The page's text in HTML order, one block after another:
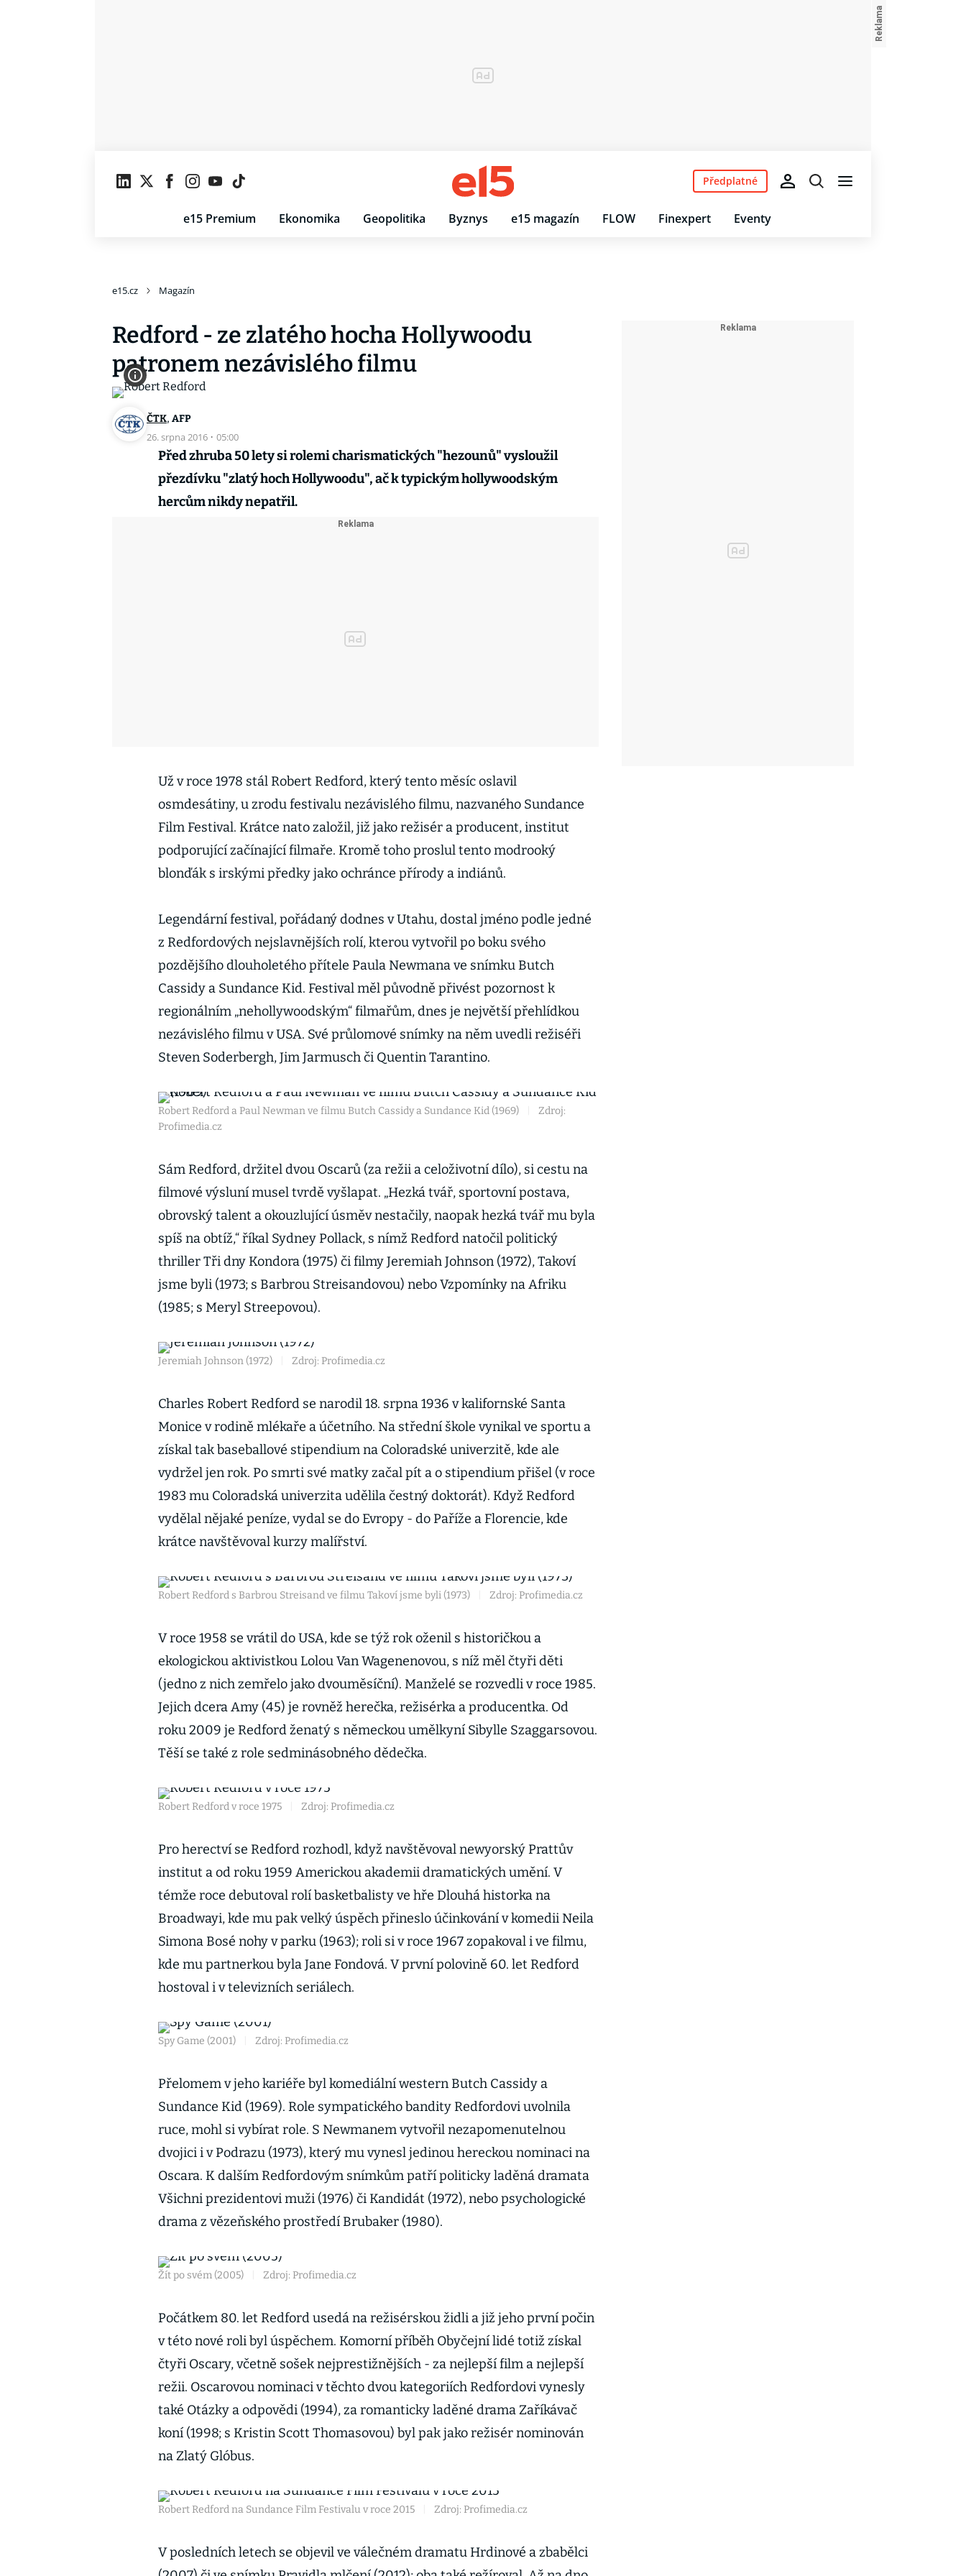
e15 Premium Ekonomika Geopolitika Byznys e15 magazín FLOW Finexpert Eventy
Předplatné
e15.cz Magazín
Redford - ze zlatého hocha Hollywoodu
patronem nezávislého filmu
ČTK, AFP
26. srpna 2016 · 05:00
Před zhruba 50 lety si rolemi charismatických "hezounů" vysloužil
přezdívku "zlatý hoch Hollywoodu", ač k typickým hollywoodským
hercům nikdy nepatřil.
Už v roce 1978 stál Robert Redford, který tento měsíc oslavil
osmdesátiny, u zrodu festivalu nezávislého filmu, nazvaného Sundance
Film Festival. Krátce nato založil, již jako režisér a producent, institut
podporující začínající filmaře. Kromě toho proslul tento modrooký
blonďák s irskými předky jako ochránce přírody a indiánů.
Legendární festival, pořádaný dodnes v Utahu, dostal jméno podle jedné
z Redfordových nejslavnějších rolí, kterou vytvořil po boku svého
pozdějšího dlouholetého přítele Paula Newmana ve snímku Butch
Cassidy a Sundance Kid. Festival měl původně přivést pozornost k
regionálním „nehollywoodským“ filmařům, dnes je největší přehlídkou
nezávislého filmu v USA. Své průlomové snímky na něm uvedli režiséři
Steven Soderbergh, Jim Jarmusch či Quentin Tarantino.
Robert Redford a Paul Newman ve filmu Butch Cassidy a Sundance Kid (1969)
Zdroj:
Profimedia.cz
Sám Redford, držitel dvou Oscarů (za režii a celoživotní dílo), si cestu na
filmové výsluní musel tvrdě vyšlapat. „Hezká tvář, sportovní postava,
obrovský talent a okouzlující úsměv nestačily, naopak hezká tvář mu byla
spíš na obtíž,“ říkal Sydney Pollack, s nímž Redford natočil politický
thriller Tři dny Kondora (1975) či filmy Jeremiah Johnson (1972), Takoví
jsme byli (1973; s Barbrou Streisandovou) nebo Vzpomínky na Afriku
(1985; s Meryl Streepovou).
Jeremiah Johnson (1972) Zdroj: Profimedia.cz
Charles Robert Redford se narodil 18. srpna 1936 v kalifornské Santa
Monice v rodině mlékaře a účetního. Na střední škole vynikal ve sportu a
získal tak baseballové stipendium na Coloradské univerzitě, kde ale
vydržel jen rok. Po smrti své matky začal pít a o stipendium přišel (v roce
1983 mu Coloradská univerzita udělila čestný doktorát). Když Redford
vydělal nějaké peníze, vydal se do Evropy - do Paříže a Florencie, kde
krátce navštěvoval kurzy malířství.
Robert Redford s Barbrou Streisand ve filmu Takoví jsme byli (1973) Zdroj: Profimedia.cz
V roce 1958 se vrátil do USA, kde se týž rok oženil s historičkou a
ekologickou aktivistkou Lolou Van Wagenenovou, s níž měl čtyři děti
(jedno z nich zemřelo jako dvouměsíční). Manželé se rozvedli v roce 1985.
Jejich dcera Amy (45) je rovněž herečka, režisérka a producentka. Od
roku 2009 je Redford ženatý s německou umělkyní Sibylle Szaggarsovou.
Těší se také z role sedminásobného dědečka.
Robert Redford v roce 1975 Zdroj: Profimedia.cz
Pro herectví se Redford rozhodl, když navštěvoval newyorský Prattův
institut a od roku 1959 Americkou akademii dramatických umění. V
témže roce debutoval rolí basketbalisty ve hře Dlouhá historka na
Broadwayi, kde mu pak velký úspěch přineslo účinkování v komedii Neila
Simona Bosé nohy v parku (1963); roli si v roce 1967 zopakoval i ve filmu,
kde mu partnerkou byla Jane Fondová. V první polovině 60. let Redford
hostoval i v televizních seriálech.
Spy Game (2001) Zdroj: Profimedia.cz
Přelomem v jeho kariéře byl komediální western Butch Cassidy a
Sundance Kid (1969). Role sympatického bandity Redfordovi uvolnila
ruce, mohl si vybírat role. S Newmanem vytvořil nezapomenutelnou
dvojici i v Podrazu (1973), který mu vynesl jedinou hereckou nominaci na
Oscara. K dalším Redfordovým snímkům patří politicky laděná dramata
Všichni prezidentovi muži (1976) či Kandidát (1972), nebo psychologické
drama z vězeňského prostředí Brubaker (1980).
Žít po svém (2005) Zdroj: Profimedia.cz
Počátkem 80. let Redford usedá na režisérskou židli a již jeho první počin
v této nové roli byl úspěchem. Komorní příběh Obyčejní lidé totiž získal
čtyři Oscary, včetně sošek nejprestižnějších - za nejlepší film a nejlepší
režii. Oscarovou nominaci v těchto dvou kategoriích Redfordovi vynesly
také Otázky a odpovědi (1994), za romanticky laděné drama Zaříkávač
koní (1998; s Kristin Scott Thomasovou) byl pak jako režisér nominován
na Zlatý Glóbus.
Robert Redford na Sundance Film Festivalu v roce 2015 Zdroj: Profimedia.cz
V posledních letech se objevil ve válečném dramatu Hrdinové a zbabělci